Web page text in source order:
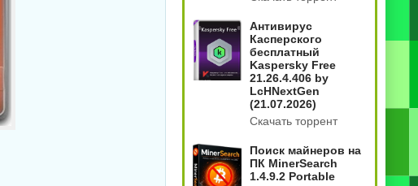
Антивирус
Касперского
бесплатный
Kaspersky Free
21.26.4.406 by
LcHNextGen
(21.07.2026)
Скачать торрент
Поиск майнеров на
ПК MinerSearch
1.4.9.2 Portable